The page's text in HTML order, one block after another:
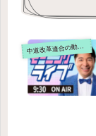
中道改革連合の動画をテキスト要約